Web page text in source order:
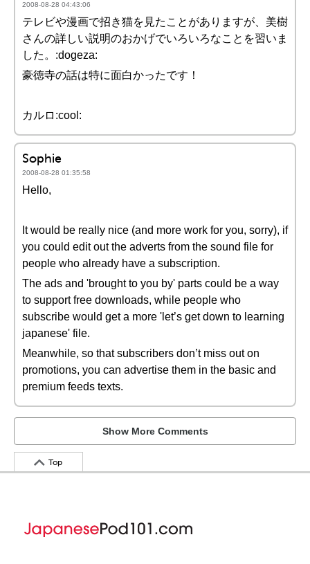
2008-08-28 04:43:06
テレビや漫画で招き猫を見たことがありますが、美樹
さんの詳しい説明のおかげでいろいろなことを習いま
した。:dogeza:
豪徳寺の話は特に面白かったです！
カルロ:cool:
Sophie
2008-08-28 01:35:58
Hello,
It would be really nice (and more work for you, sorry), if
you could edit out the adverts from the sound file for
people who already have a subscription.
The ads and 'brought to you by' parts could be a way
to support free downloads, while people who
subscribe would get a more 'let’s get down to learning
japanese' file.
Meanwhile, so that subscribers don’t miss out on
promotions, you can advertise them in the basic and
premium feeds texts.
Show More Comments
Top